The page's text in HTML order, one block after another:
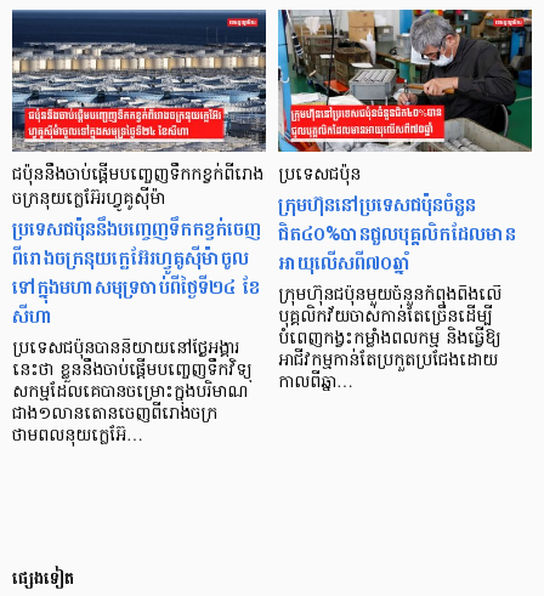
ជប៉ុននឹងចាប់ផ្ដើមបញ្ចេញទឹកកខ្វក់ពីរោង
ចក្រនុយក្លេអ៊ែរហ្វូគូស៊ីម៉ា
ប្រទេសជប៉ុននឹងបញ្ចេញទឹកកខ្វក់ចេញ
ពីរោងចក្រនុយក្លេអ៊ែរហ្វូគូស៊ីម៉ាចូល
ទៅក្នុងមហាសមុទ្រចាប់ពីថ្ងៃទី២៤ ខែ
សីហា
ប្រទេសជប៉ុនបាននិយាយនៅថ្ងៃអង្គារ
នេះថា ខ្លួននឹងចាប់ផ្តើមបញ្ចេញទឹកវិទ្យុ
សកម្មដែលគេបានចម្រោះក្នុងបរិមាណ
ជាង១លានតោនចេញពីរោងចក្រ
ថាមពលនុយក្លេអ៊ែ…
ប្រទេសជប៉ុន
ក្រុមហ៊ុននៅប្រទេសជប៉ុនចំនួន
ជិត៤០%បានជួលបុគ្គលិកដែលមាន
អាយុលើសពី៧០ឆ្នាំ
ក្រុមហ៊ុនជប៉ុនមួយចំនួនកំពុងពឹងលើ
បុគ្គលិកវ័យចាស់កាន់តែច្រើនដើម្បី
បំពេញកង្វះកម្លាំងពលកម្ម និងធ្វើឱ្យ
អាជីវកម្មកាន់តែប្រកួតប្រជែងដោយ
កាលពីឆ្នា…
ផ្សេងទៀត